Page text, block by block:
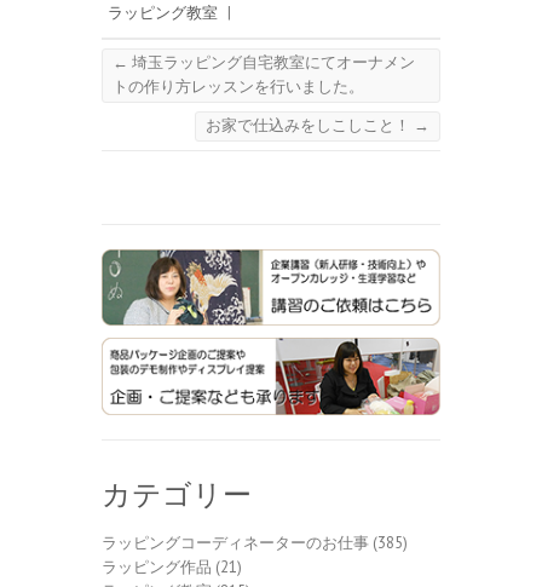
ラッピング教室 |
← 埼玉ラッピング自宅教室にてオーナメン
トの作り方レッスンを行いました。
お家で仕込みをしこしこと！
→
カテゴリー
ラッピングコーディネーターのお仕事 (385)
ラッピング作品 (21)